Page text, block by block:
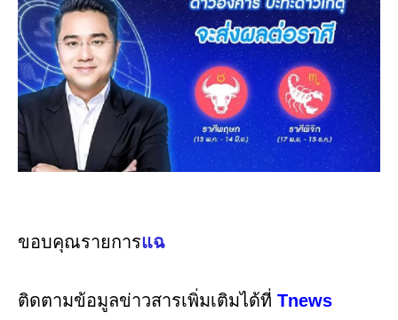
ขอบคุณรายการแฉ
ติดตามข้อมูลข่าวสารเพิ่มเติมได้ที่ Tnews